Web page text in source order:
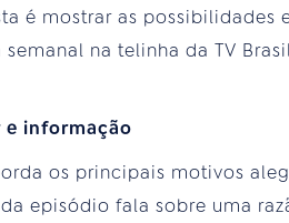
é mostrar as possibilidades
na telinha da TV
e informação
os principais motivos
episódio fala sobre uma